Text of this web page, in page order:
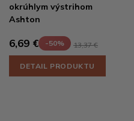
okrúhlym výstrihom
Ashton
6,69 € -50% 13,37 €
DETAIL PRODUKTU